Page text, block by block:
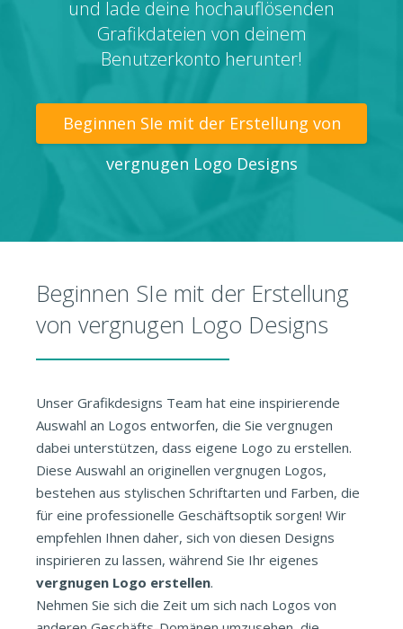
und lade deine hochauflösenden
Grafikdateien von deinem
Benutzerkonto herunter!
Beginnen SIe mit der Erstellung von
vergnugen Logo Designs
Beginnen SIe mit der Erstellung
von vergnugen Logo Designs
Unser Grafikdesigns Team hat eine inspirierende
Auswahl an Logos entworfen, die Sie vergnugen
dabei unterstützen, dass eigene Logo zu erstellen.
Diese Auswahl an originellen vergnugen Logos,
bestehen aus stylischen Schriftarten und Farben, die
für eine professionelle Geschäftsoptik sorgen! Wir
empfehlen Ihnen daher, sich von diesen Designs
inspirieren zu lassen, während Sie Ihr eigenes
vergnugen Logo erstellen.
Nehmen Sie sich die Zeit um sich nach Logos von